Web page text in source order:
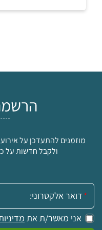
למידע ולרכישה
מוזמנים להתעדכן על
ולקבל חדשות על
אימייל:
אני מאשר/ת את